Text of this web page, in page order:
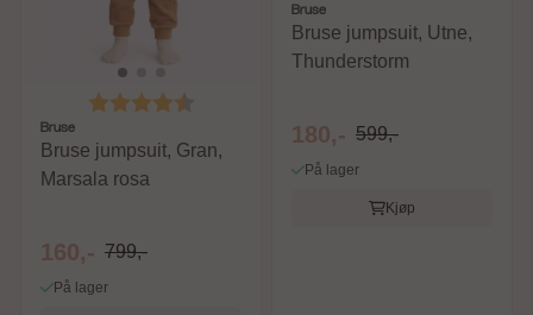
Karakter:
Bruse
Bruse jumpsuit, Gran,
Marsala rosa
160,- 799,-
På lager
Bruse
Bruse jumpsuit, Utne,
Thunderstorm
180,- 599,-
På lager
Kjøp